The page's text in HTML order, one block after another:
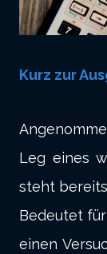
Kurz zur
Leg eines
steht
Bedeutet
einen